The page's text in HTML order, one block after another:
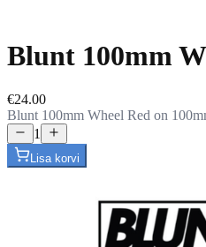
Blunt 100mm
€24.00
Blunt 100mm Wheel Red on
1
Lisa korvi